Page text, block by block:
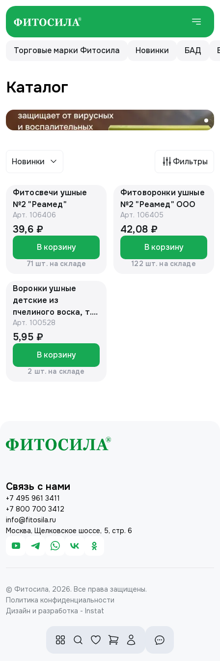
Торговые марки Фитосила Новинки БАД
Каталог
Новинки Фильтры
Фитосвечи ушные
№2 "Реамед"
Арт. 106406
39,6 ₽
В корзину
71 шт. на складе
Фитоворонки ушные
№2 "Реамед" ООО
Арт. 106405
42,08 ₽
В корзину
122 шт. на складе
Воронки ушные
детские из
пчелиного воска, т.
м. "Фито Медицина",
2 шт. ** СРОК до
09,2026
Арт. 100528
5,95 ₽
В корзину
2 шт. на складе
Связь с нами
+7 495 961 3411
+7 800 700 3412
info@fitosila.ru
Москва, Щелковское шоссе, 5, стр. 6
© Фитосила, 2026. Все права защищены.
Политика конфиденциальности
Дизайн и разработка - Instat